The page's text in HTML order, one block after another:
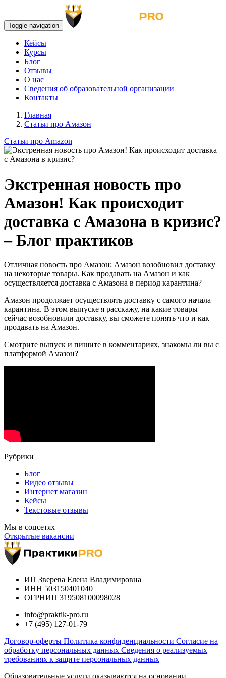
Toggle navigation
Кейсы
Курсы
Блог
Отзывы
О нас
Сведения об образовательной организации
Контакты
Главная
Статьи про Амазон
Статьи про Amazon
Экстренная новость про
Амазон! Как происходит
доставка с Амазона в кризис?
– Блог практиков
Отличная новость про Амазон: Амазон возобновил доставку
на некоторые товары. Как продавать на Амазон и как
осуществляется доставка с Амазона в период карантина?
Амазон продолжает осуществлять доставку с самого начала
карантина. В этом выпуске я расскажу, на какие товары
сейчас возобновили доставку, вы сможете понять что и как
продавать на Амазон.
Смотрите выпуск и пишите в комментариях, знакомы ли вы с
платформой Амазон?
Рубрики
Блог
Видео отзывы
Интернет магазин
Кейсы
Текстовые отзывы
Мы в соцсетях
Открытые вакансии
ИП Зверева Елена Владимировна
ИНН 503150401040
ОГРНИП 319508100098028
info@praktik-pro.ru
+7 (495) 127-01-79
Договор-оферты Политика конфиденциальности Согласие на
обработку персональных данных Сведения о реализуемых
требованиях к защите персональных данных
Образовательные услуги оказываются на основании